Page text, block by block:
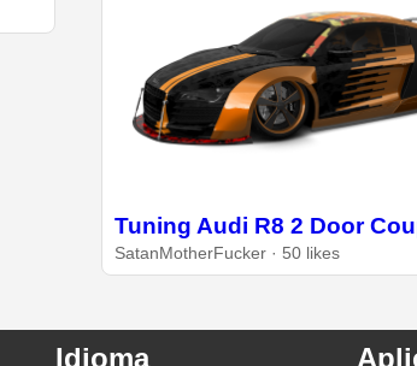
Tuning Audi R8 2 Door
SatanMotherFucker · 50 likes
Idioma